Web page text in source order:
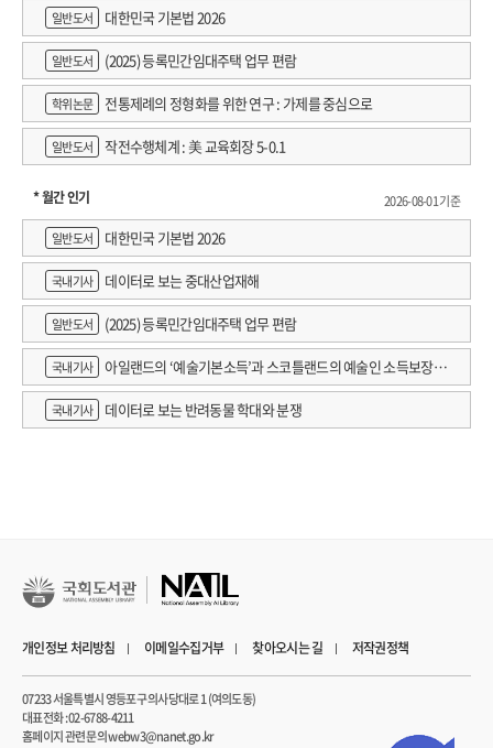
일반도서 대한민국 기본법 2026
일반도서 (2025) 등록민간임대주택 업무 편람
학위논문 전통제례의 정형화를 위한 연구 : 가제를 중심으로
일반도서 작전수행체계 : 美 교육회장 5-0.1
* 월간 인기
2026-08-01 기준
일반도서
대한민국 기본법 2026
국내기사 데이터로 보는 중대산업재해
일반도서 (2025) 등록민간임대주택 업무 편람
국내기사
아일랜드의 ‘예술기본소득’과 스코틀랜드의 예술인 소득보장정
책 논의
국내기사 데이터로 보는 반려동물 학대와 분쟁
개인정보 처리방침 이메일수집거부 찾아오시는 길 저작권정책
07233 서울특별시 영등포구 의사당대로 1 (여의도동)
대표전화 : 02-6788-4211
홈페이지 관련 문의 webw3@nanet.go.kr